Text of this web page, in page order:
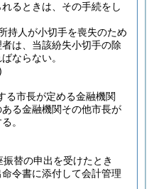
るときは、その手続をし
持人が小切手を喪失のため
は、当該紛失小切手の除
ならない。
る市長が定める金融機関
る金融機関その他市長が
。
替の申出を受けたとき
令書に添付して会計管理